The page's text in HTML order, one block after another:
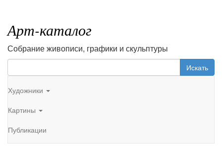
Арт-каталог
Собрание живописи, графики и скульптуры
Искать
Художники
Картины
Публикации